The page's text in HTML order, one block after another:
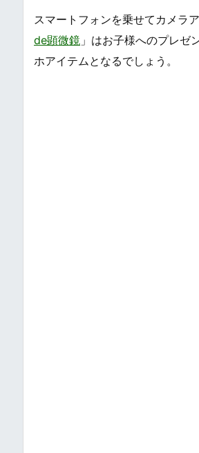
スマートフォンを乗せてカメラ
de顕微鏡 」はお子様へのプレゼ
ホアイテムとなるでしょう。